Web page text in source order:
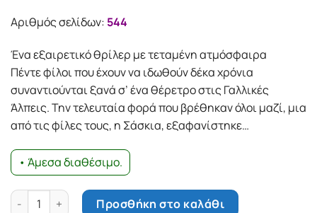
Αριθμός σελίδων: 544
Ένα εξαιρετικό θρίλερ µε τεταµένη ατµόσφαιρα
Πέντε φίλοι που έχουν να ιδωθούν δέκα χρόνια
συναντιούνται ξανά σ’ ένα θέρετρο στις Γαλλικές
Άλπεις. Την τελευταία φορά που βρέθηκαν όλοι µαζί, µια
από τις φίλες τους, η Σάσκια, εξαφανίστηκε…
• Άμεσα διαθέσιμο.
Ρίγος ποσότητα Προσθήκη στο καλάθι